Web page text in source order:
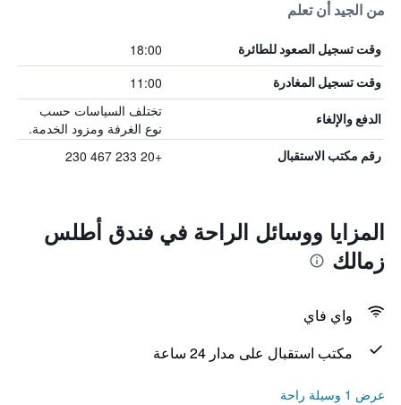
من الجيد أن تعلم
وقت تسجيل الصعود للطائرة 18:00
وقت تسجيل المغادرة 11:00
الدفع والإلغاء
تختلف السياسات حسب
نوع الغرفة ومزود الخدمة.
رقم مكتب الاستقبال +20 233 467 230
المزايا ووسائل الراحة في فندق أطلس
زمالك
واي فاي
مكتب استقبال على مدار 24 ساعة
عرض 1 وسيلة راحة